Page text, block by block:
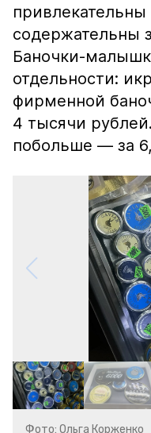
содержательны
Баночки-
отдельности:
фирменной
4 тысячи
побольше — за
Фото: Ольга Корженко